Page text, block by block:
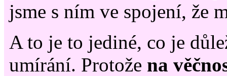
jsme s ním ve spojení, že
A to je to jediné, co je
umírání. Protože na